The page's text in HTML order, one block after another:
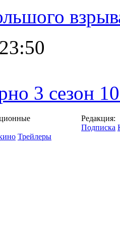
3 сезон
Трейлеры
Редакция:
Подписка